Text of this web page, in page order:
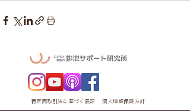
特定商取引法に基づく表記 個人情報保護方針